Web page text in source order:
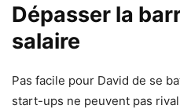
Dépasser la
salaire
Pas facile pour David de se
start-ups ne peuvent pas